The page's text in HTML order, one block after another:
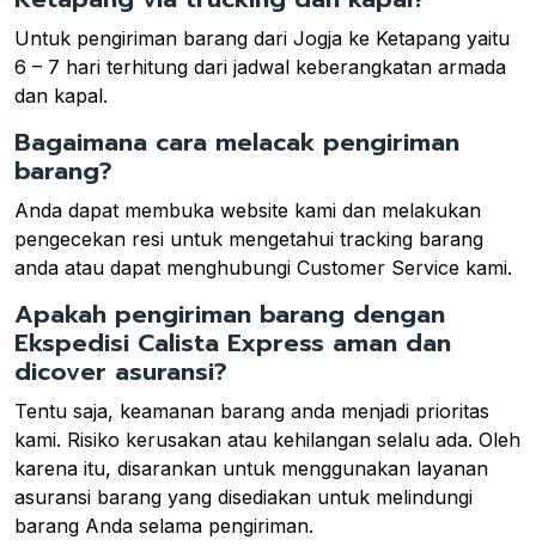
Untuk pengiriman barang dari Jogja ke Ketapang yaitu
6 – 7 hari terhitung dari jadwal keberangkatan armada
dan kapal.
Bagaimana cara melacak pengiriman
barang?
Anda dapat membuka website kami dan melakukan
pengecekan resi untuk mengetahui tracking barang
anda atau dapat menghubungi Customer Service kami.
Apakah pengiriman barang dengan
Ekspedisi Calista Express aman dan
dicover asuransi?
Tentu saja, keamanan barang anda menjadi prioritas
kami. Risiko kerusakan atau kehilangan selalu ada. Oleh
karena itu, disarankan untuk menggunakan layanan
asuransi barang yang disediakan untuk melindungi
barang Anda selama pengiriman.